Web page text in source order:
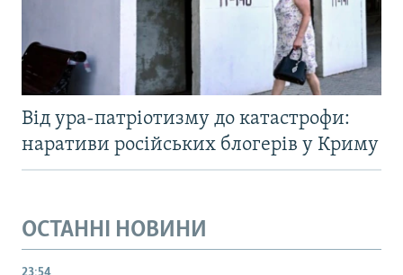
Від ура-патріотизму до катастрофи:
наративи російських блогерів у Криму
ОСТАННІ НОВИНИ